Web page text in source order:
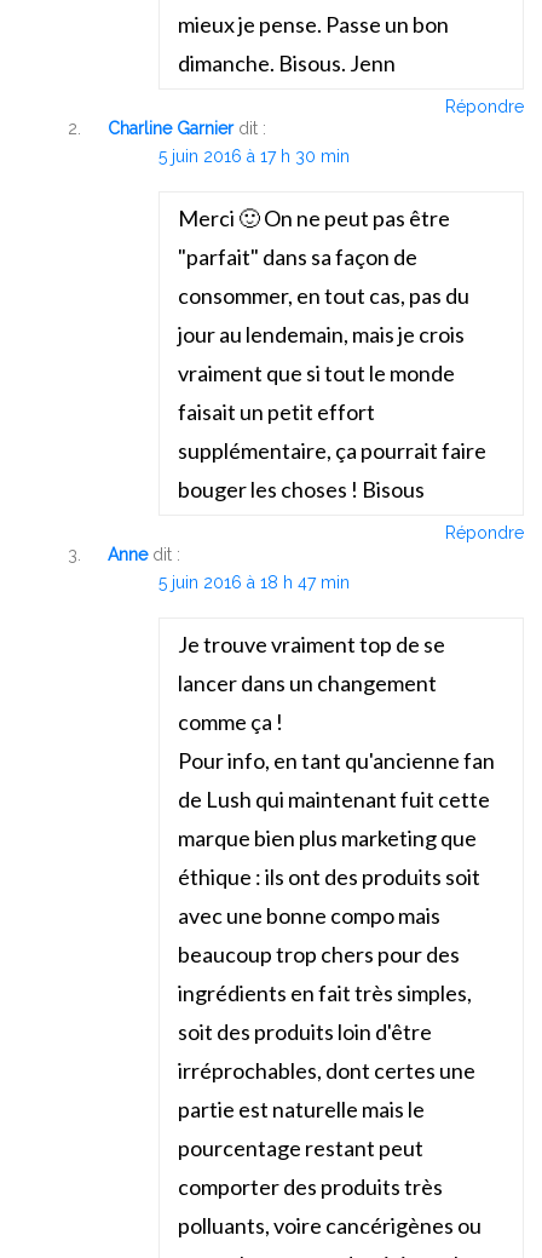
mieux je pense. Passe un bon
dimanche. Bisous. Jenn
Répondre
Charline Garnier dit :
5 juin 2016 à 17 h 30 min
Merci 🙂 On ne peut pas être
"parfait" dans sa façon de
consommer, en tout cas, pas du
jour au lendemain, mais je crois
vraiment que si tout le monde
faisait un petit effort
supplémentaire, ça pourrait faire
bouger les choses ! Bisous
Répondre
Anne dit :
5 juin 2016 à 18 h 47 min
Je trouve vraiment top de se
lancer dans un changement
comme ça !
Pour info, en tant qu'ancienne fan
de Lush qui maintenant fuit cette
marque bien plus marketing que
éthique : ils ont des produits soit
avec une bonne compo mais
beaucoup trop chers pour des
ingrédients en fait très simples,
soit des produits loin d'être
irréprochables, dont certes une
partie est naturelle mais le
pourcentage restant peut
comporter des produits très
polluants, voire cancérigènes ou